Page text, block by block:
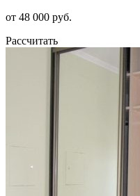
от 48 000 руб.
Рассчитать